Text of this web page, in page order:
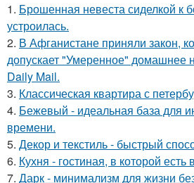
1. Брошенная невеста сиделкой к
устроилась.
2. В Афганистане приняли закон,
допускает "Умеренное" домашнее
Daily Mail.
3. Классическая квартира с
4. Бежевый - идеальная база для
времени.
5. Декор и текстиль - быстрый
6. Кухня - гостиная, в которой есть
7. Дарк - минимализм для жизни